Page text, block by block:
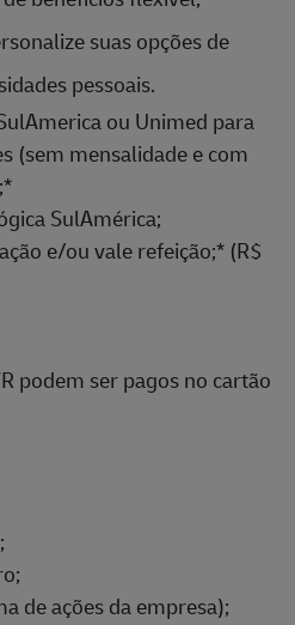
suas opções de
pessoais.
ou Unimed para
(sem mensalidade e com
*
SulAmérica;
e/ou vale refeição;* (R$
podem ser pagos no cartão
de ações da empresa);